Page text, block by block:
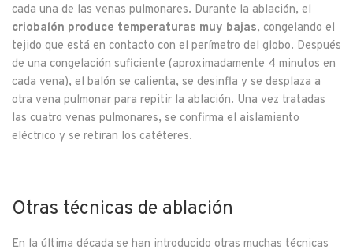
cada una de las venas pulmonares. Durante la ablación, el
criobalón produce temperaturas muy bajas, congelando el
tejido que está en contacto con el perímetro del globo. Después
de una congelación suficiente (aproximadamente 4 minutos en
cada vena), el balón se calienta, se desinfla y se desplaza a
otra vena pulmonar para repitir la ablación. Una vez tratadas
las cuatro venas pulmonares, se confirma el aislamiento
eléctrico y se retiran los catéteres.
Otras técnicas de ablación
En la última década se han introducido otras muchas técnicas